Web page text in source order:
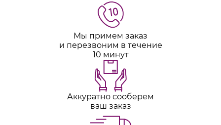
Мы примем заказ
и перезвоним в течение
10 минут
Аккуратно сооберем
ваш заказ